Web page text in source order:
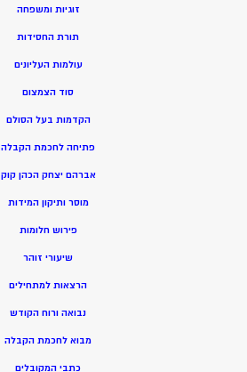
זוגיות ומשפחה
תורת החסידות
עולמות העליונים
סוד הצמצום
הקדמות בעל הסולם
פתיחה לחכמת הקבלה
אברהם יצחק הכהן קוק
מוסר ותיקון המידות
פירוש חלומות
שיעורי זוהר
הרצאות למתחילים
נבואה ורוח הקודש
מבוא לחכמת הקבלה
כתבי המקובלים